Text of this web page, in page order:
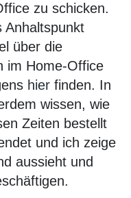
zu schicken.
Anhaltspunkt
über die
im Home-Office
hier finden. In
wissen, wie
Zeiten bestellt
und ich zeige
aussieht und